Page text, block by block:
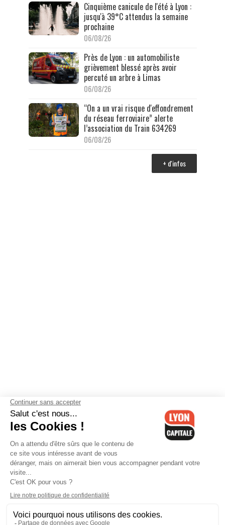
Cinquième canicule de l'été à Lyon :
jusqu'à 39°C attendus la semaine
prochaine
06/08/26
Près de Lyon : un automobiliste
grièvement blessé après avoir
percuté un arbre à Limas
06/08/26
“On a un vrai risque d'effondrement
du réseau ferroviaire” alerte
l’association du Train 634269
06/08/26
+ d'infos
Contactez-nous-Mentions légales-CGV-Politique de